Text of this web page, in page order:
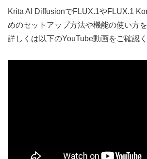
Krita AI DiffusionでFLUX.1やFLUX.1
めのセットアップ方法や機能の使い方
詳しくは以下のYouTube動画をご確認く